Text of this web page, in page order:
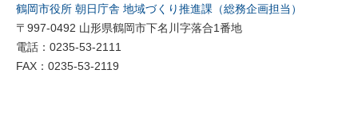
鶴岡市役所 朝日庁舎 地域づくり推進課（総務企画担当）
〒997-0492 山形県鶴岡市下名川字落合1番地
電話：0235-53-2111
FAX：0235-53-2119